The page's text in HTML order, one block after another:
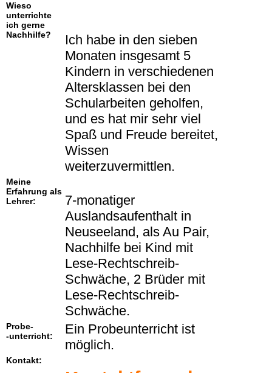
Wieso
unterrichte
ich gerne
Nachhilfe?
Ich habe in den sieben
Monaten insgesamt 5
Kindern in verschiedenen
Altersklassen bei den
Schularbeiten geholfen,
und es hat mir sehr viel
Spaß und Freude bereitet,
Wissen
weiterzuvermittlen.
Meine
Erfahrung als
Lehrer:
7-monatiger
Auslandsaufenthalt in
Neuseeland, als Au Pair,
Nachhilfe bei Kind mit
Lese-Rechtschreib-
Schwäche, 2 Brüder mit
Lese-Rechtschreib-
Schwäche.
Probe-
-unterricht:
Ein Probeunterricht ist
möglich.
Kontakt: